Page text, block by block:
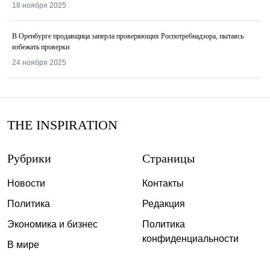
18 ноября 2025
В Оренбурге продавщица заперла проверяющих Роспотребнадзора, пытаясь
избежать проверки
24 ноября 2025
THE INSPIRATION
Рубрики
Новости
Политика
Экономика и бизнес
В мире
Страницы
Контакты
Редакция
Политика
конфиденциальности